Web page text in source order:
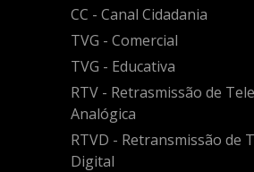
CC - Canal Cidadania
TVG - Comercial
TVG - Educativa
RTV - Retrasmissão de
Analógica
RTVD - Retransmissão de
Digital